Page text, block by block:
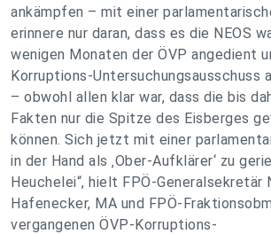
ankämpfen – mit einer
erinnere nur daran, dass es die NEOS
wenigen Monaten der ÖVP angedient
Korruptions-Untersuchungsausschuss
– obwohl allen klar war, dass die bis
Fakten nur die Spitze des Eisberges
können. Sich jetzt mit einer
in der Hand als ‚Ober-Aufklärer‘ zu
Heuchelei“, hielt FPÖ-Generalsekretär
Hafenecker, MA und FPÖ-
vergangenen ÖVP-Korruptions-